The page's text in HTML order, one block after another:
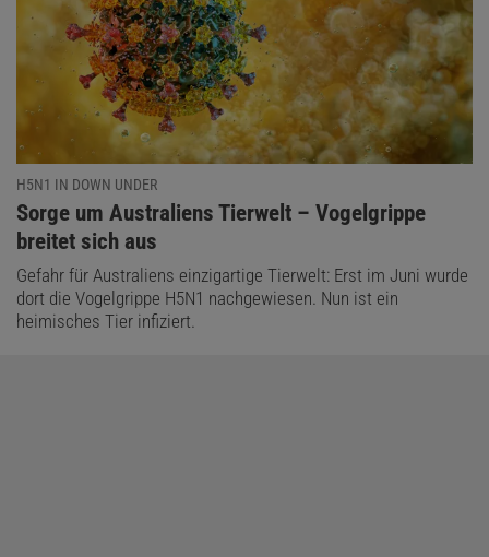
H5N1 IN DOWN UNDER
:
Sorge um Australiens Tierwelt – Vogelgrippe
breitet sich aus
Gefahr für Australiens einzigartige Tierwelt: Erst im Juni wurde
dort die Vogelgrippe H5N1 nachgewiesen. Nun ist ein
heimisches Tier infiziert.